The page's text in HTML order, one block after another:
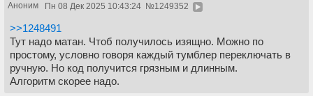
Аноним Пн 08 Дек 2025 10:43:24 №1249352
>>1248491
Тут надо матан. Чтоб получилось изящно. Можно по
простому, условно говоря каждый тумблер переключать в
ручную. Но код получится грязным и длинным.
Алгоритм скорее надо.